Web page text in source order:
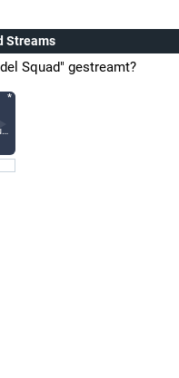
Streams
Squad" gestreamt?
Kanäle